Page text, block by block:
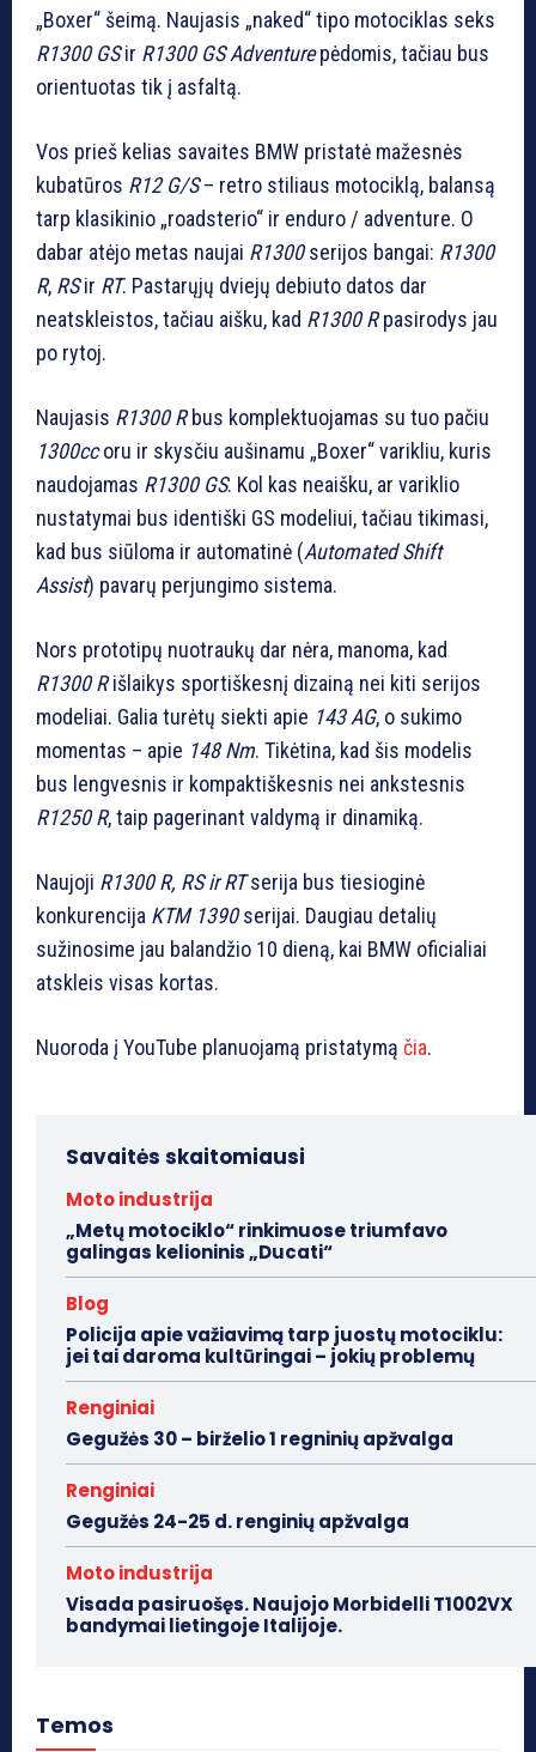
„Boxer“ šeimą. Naujasis „naked“ tipo motociklas seks
R1300 GSir R1300 GS Adventurepėdomis, tačiau bus
orientuotas tik į asfaltą.
Vos prieš kelias savaites BMW pristatė mažesnės
kubatūros R12 G/S– retro stiliaus motociklą, balansą
tarp klasikinio „roadsterio“ ir enduro / adventure. O
dabar atėjo metas naujai R1300serijos bangai: R1300
R, RSir RT. Pastarųjų dviejų debiuto datos dar
neatskleistos, tačiau aišku, kad R1300 Rpasirodys jau
po rytoj.
Naujasis R1300 Rbus komplektuojamas su tuo pačiu
1300ccoru ir skysčiu aušinamu „Boxer“ varikliu, kuris
naudojamas R1300 GS. Kol kas neaišku, ar variklio
nustatymai bus identiški GS modeliui, tačiau tikimasi,
kad bus siūloma ir automatinė (Automated Shift
Assist) pavarų perjungimo sistema.
Nors prototipų nuotraukų dar nėra, manoma, kad
R1300 Rišlaikys sportiškesnį dizainą nei kiti serijos
modeliai. Galia turėtų siekti apie 143 AG, o sukimo
momentas – apie 148 Nm. Tikėtina, kad šis modelis
bus lengvesnis ir kompaktiškesnis nei ankstesnis
R1250 R, taip pagerinant valdymą ir dinamiką.
Naujoji R1300 R, RS ir RTserija bus tiesioginė
konkurencija KTM 1390serijai. Daugiau detalių
sužinosime jau balandžio 10 dieną, kai BMW oficialiai
atskleis visas kortas.
Nuoroda į YouTube planuojamą pristatymą čia.
Savaitės skaitomiausi
Moto industrija
„Metų motociklo“ rinkimuose triumfavo
galingas kelioninis „Ducati“
Blog
Policija apie važiavimą tarp juostų motociklu:
jei tai daroma kultūringai – jokių problemų
Renginiai
Gegužės 30 – birželio 1 regninių apžvalga
Renginiai
Gegužės 24-25 d. renginių apžvalga
Moto industrija
Visada pasiruošęs. Naujojo Morbidelli T1002VX
bandymai lietingoje Italijoje.
Temos